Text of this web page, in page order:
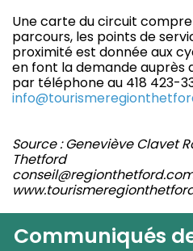
Une carte du circuit
parcours, les points de
proximité est donnée aux
en font la demande auprès
par téléphone au 418 423-
Source : Geneviève Clavet
Thetford
Communiqués